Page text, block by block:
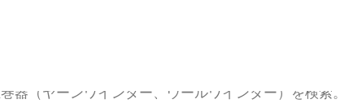
器（ヤーンワインダー、ウールワインダー）を検索。